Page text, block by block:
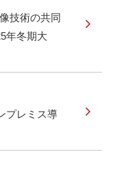
技術の共同
年冬期大
プレミス導